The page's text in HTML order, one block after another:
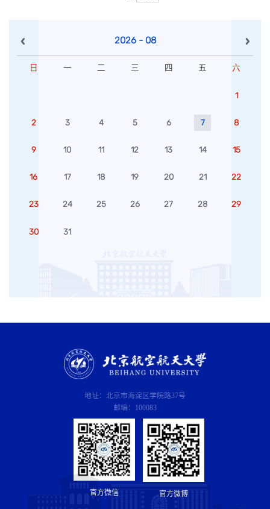
2026 - 08
日 一 二 三 四 五 六
1
2 3 4 5 6 7 8
9 10 11 12 13 14 15
16 17 18 19 20 21 22
23 24 25 26 27 28 29
30 31
地址：北京市海淀区学院路37号
邮编：100083
官方微信 官方微博